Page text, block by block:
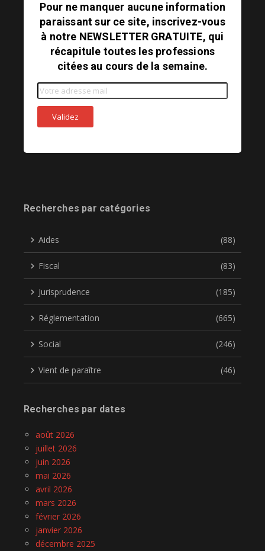
Pour ne manquer aucune information
paraissant sur ce site, inscrivez-vous
à notre NEWSLETTER GRATUITE, qui
récapitule toutes les professions
citées au cours de la semaine.
Recherches par catégories
Aides (88)
Fiscal (83)
Jurisprudence (185)
Réglementation (665)
Social (246)
Vient de paraître (46)
Recherches par dates
août 2026
juillet 2026
juin 2026
mai 2026
avril 2026
mars 2026
février 2026
janvier 2026
décembre 2025